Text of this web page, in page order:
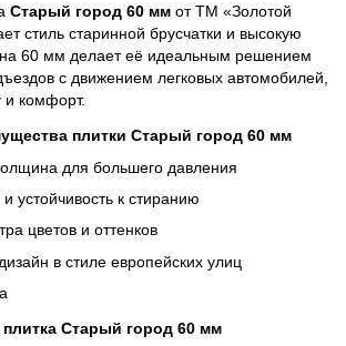
Старый город 60 мм от ТМ «Золотой
стиль старинной брусчатки и высокую
60 мм делает её идеальным решением
с движением легковых автомобилей,
и комфорт.
плитки Старый город 60 мм
для большего давления
и устойчивость к стиранию
цветов и оттенков
в стиле европейских улиц
плитка Старый город 60 мм